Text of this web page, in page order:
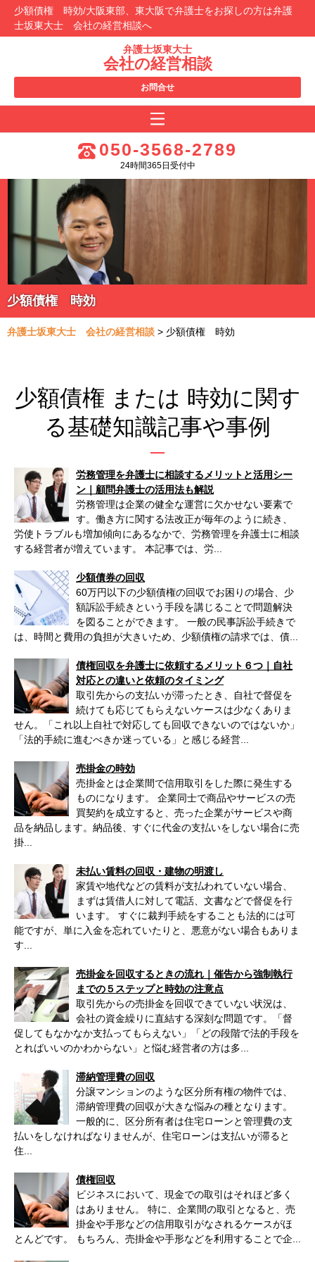
少額債権 時効/大阪東部、東大阪で弁護士をお探しの方は弁護
士坂東大士 会社の経営相談へ
弁護士坂東大士
会社の経営相談
お問合せ
050-3568-2789
24時間365日受付中
少額債権 時効
弁護士坂東大士 会社の経営相談 > 少額債権 時効
少額債権 または 時効に関す
る基礎知識記事や事例
労務管理を弁護士に相談するメリットと活用シー
ン｜顧問弁護士の活用法も解説
労務管理は企業の健全な運営に欠かせない要素で
す。働き方に関する法改正が毎年のように続き、
労使トラブルも増加傾向にあるなかで、労務管理を弁護士に相談
する経営者が増えています。 本記事では、労...
少額債券の回収
60万円以下の少額債権の回収でお困りの場合、少
額訴訟手続きという手段を講じることで問題解決
を図ることができます。 一般の民事訴訟手続きで
は、時間と費用の負担が大きいため、少額債権の請求では、債...
債権回収を弁護士に依頼するメリット６つ｜自社
対応との違いと依頼のタイミング
取引先からの支払いが滞ったとき、自社で督促を
続けても応じてもらえないケースは少なくありま
せん。「これ以上自社で対応しても回収できないのではないか」
「法的手続に進むべきか迷っている」と感じる経営...
売掛金の時効
売掛金とは企業間で信用取引をした際に発生する
ものになります。 企業同士で商品やサービスの売
買契約を成立すると、売った企業がサービスや商
品を納品します。納品後、すぐに代金の支払いをしない場合に売
掛...
未払い賃料の回収・建物の明渡し
家賃や地代などの賃料が支払われていない場合、
まずは賃借人に対して電話、文書などで督促を行
います。 すぐに裁判手続をすることも法的には可
能ですが、単に入金を忘れていたりと、悪意がない場合もありま
す...
売掛金を回収するときの流れ｜催告から強制執行
までの５ステップと時効の注意点
取引先からの売掛金を回収できていない状況は、
会社の資金繰りに直結する深刻な問題です。「督
促してもなかなか支払ってもらえない」「どの段階で法的手段を
とればいいのかわからない」と悩む経営者の方は多...
滞納管理費の回収
分譲マンションのような区分所有権の物件では、
滞納管理費の回収が大きな悩みの種となります。
一般的に、区分所有者は住宅ローンと管理費の支
払いをしなければなりませんが、住宅ローンは支払いが滞ると
住...
債権回収
ビジネスにおいて、現金での取引はそれほど多く
はありません。 特に、企業間の取引となると、売
掛金や手形などの信用取引がなされるケースがほ
とんどです。 もちろん、売掛金や手形などを利用することで企...